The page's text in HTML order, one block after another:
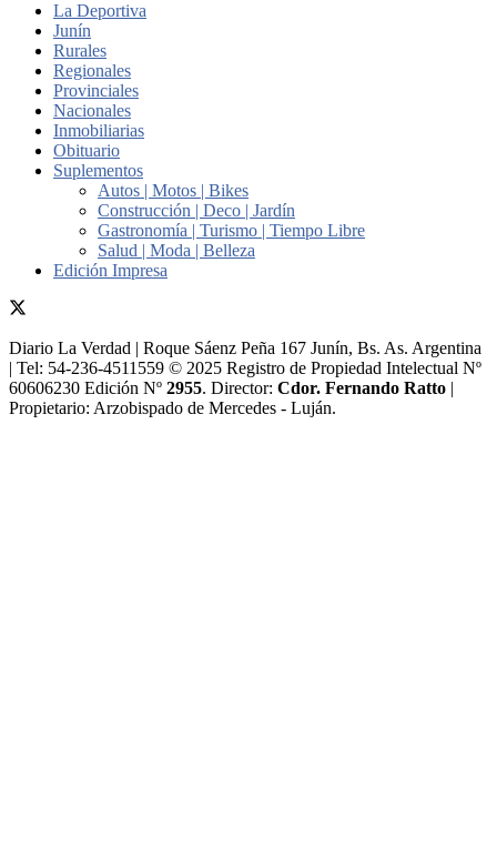
La Deportiva
Junín
Rurales
Regionales
Provinciales
Nacionales
Inmobiliarias
Obituario
Suplementos
Autos | Motos | Bikes
Construcción | Deco | Jardín
Gastronomía | Turismo | Tiempo Libre
Salud | Moda | Belleza
Edición Impresa
Diario La Verdad | Roque Sáenz Peña 167 Junín, Bs. As. Argentina
| Tel: 54-236-4511559 © 2025 Registro de Propiedad Intelectual Nº
60606230 Edición Nº 2955. Director:​ Cdor. Fernando Ratto |
Propietario:​ Arzobispado de Mercedes - Luján.